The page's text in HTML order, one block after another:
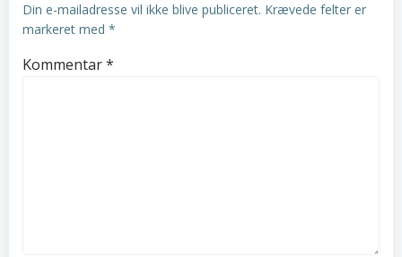
Din e-mailadresse vil ikke blive publiceret. Krævede felter er
markeret med *
Kommentar*